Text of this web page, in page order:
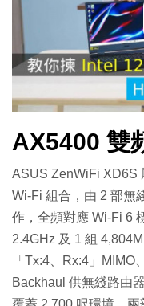
AX5400 雙
ASUS ZenWiFi XD6S
Wi-Fi 組合，由 2 部無
作，全頻對應 Wi-Fi 6
2.4GHz 及 1 組
「Tx:4、Rx:4」
Backhaul 供無綫路由